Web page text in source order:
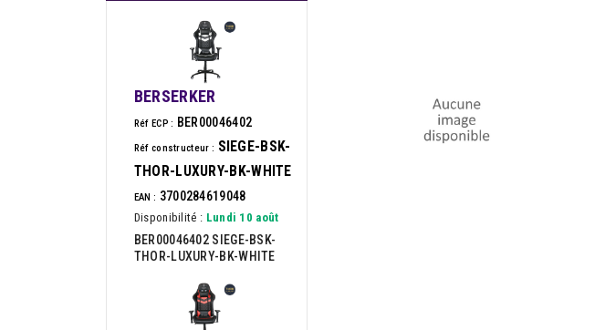
BERSERKER
Réf ECP : BER00046402
Réf constructeur : SIEGE-BSK-
THOR-LUXURY-BK-WHITE
EAN : 3700284619048
Disponibilité : Lundi 10 août
BER00046402 SIEGE-BSK-
THOR-LUXURY-BK-WHITE